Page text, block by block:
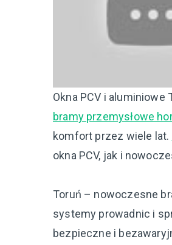
Okna PCV i
bramy przemysłowe
komfort przez wiele lat.
okna PCV, jak i
Toruń – nowoczesne
systemy prowadnic i
bezpieczne i